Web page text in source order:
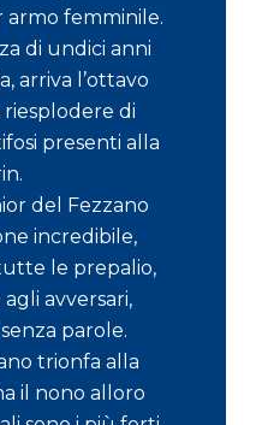
femminile.
di undici anni
arriva l’ottavo
riesplodere di
presenti alla
del Fezzano
incredibile,
le prepalio,
avversari,
parole.
trionfa alla
il nono alloro